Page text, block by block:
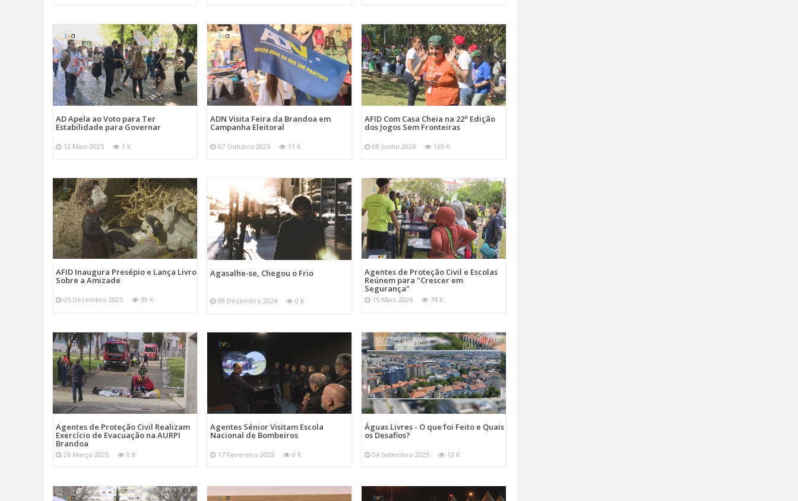
AD Apela ao Voto para Ter
Estabilidade para Governar
12 Maio 2025 1 K
ADN Visita Feira da Brandoa em
Campanha Eleitoral
07 Outubro 2025 11 K
AFID Com Casa Cheia na 22ª Edição
dos Jogos Sem Fronteiras
08 Junho 2026 165 K
AFID Inaugura Presépio e Lança Livro
Sobre a Amizade
05 Dezembro 2025 39 K
Agasalhe-se, Chegou o Frio
09 Dezembro 2024 0 K
Agentes de Proteção Civil e Escolas
Reúnem para "Crescer em
Segurança"
15 Maio 2026 74 K
Agentes de Proteção Civil Realizam
Exercício de Evacuação na AURPI
Brandoa
26 Março 2025 0 K
Agentes Sénior Visitam Escola
Nacional de Bombeiros
17 Fevereiro 2025 0 K
Águas Livres - O que foi Feito e Quais
os Desafios?
04 Setembro 2025 13 K